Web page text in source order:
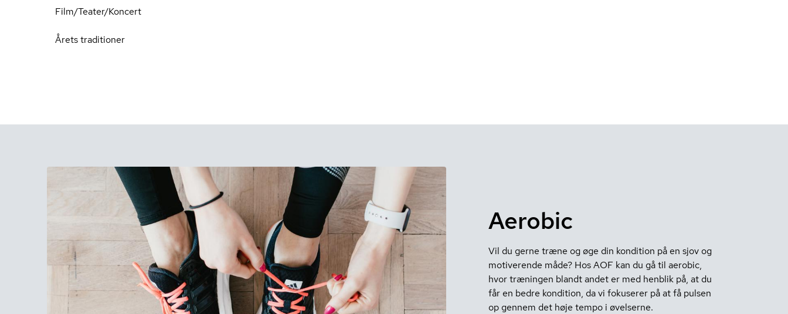
Film/Teater/Koncert
Årets traditioner
Aerobic
Vil du gerne træne og øge din kondition på en sjov og
motiverende måde? Hos AOF kan du gå til aerobic,
hvor træningen blandt andet er med henblik på, at du
får en bedre kondition, da vi fokuserer på at få pulsen
op gennem det høje tempo i øvelserne.